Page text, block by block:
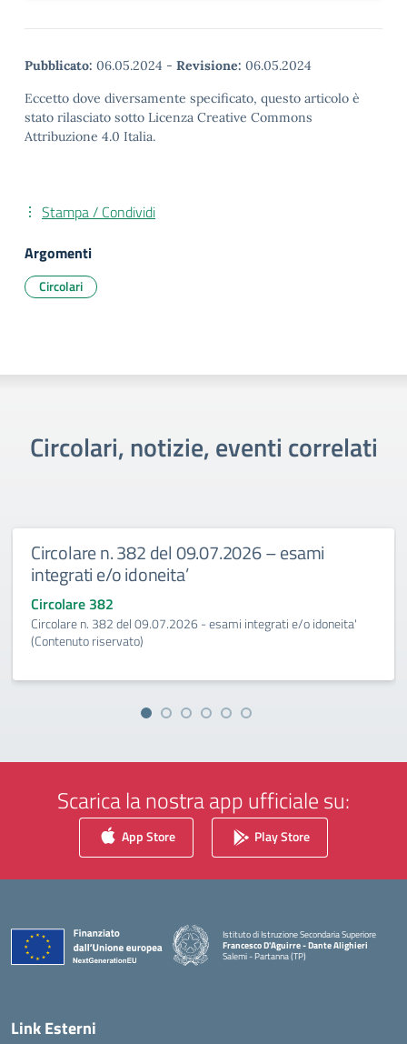
Pubblicato: 06.05.2024 - Revisione: 06.05.2024
Eccetto dove diversamente specificato, questo articolo è
stato rilasciato sotto Licenza Creative Commons
Attribuzione 4.0 Italia.
Stampa / Condividi
Argomenti
Circolari
Circolari, notizie, eventi correlati
Circolare n. 382 del 09.07.2026 – esami
integrati e/o idoneita’
Circolare 382
Circolare n. 382 del 09.07.2026 - esami integrati e/o idoneita'
(Contenuto riservato)
Scarica la nostra app ufficiale su:
App Store Play Store
Istituto di Istruzione Secondaria Superiore
Francesco D'Aguirre - Dante Alighieri
Salemi - Partanna (TP)
Link Esterni